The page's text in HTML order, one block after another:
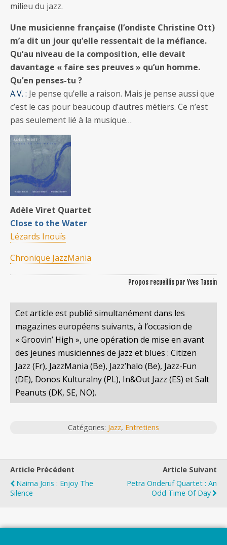
milieu du jazz.
Une musicienne française (l’ondiste Christine Ott)
m’a dit un jour qu’elle ressentait de la méfiance.
Qu’au niveau de la composition, elle devait
davantage « faire ses preuves » qu’un homme.
Qu’en penses-tu ?
A.V. : Je pense qu’elle a raison. Mais je pense aussi que
c’est le cas pour beaucoup d’autres métiers. Ce n’est
pas seulement lié à la musique…
Adèle Viret Quartet
Close to the Water
Lézards Inouïs
Chronique JazzMania
Propos recueillis par Yves Tassin
Cet article est publié simultanément dans les
magazines européens suivants, à l’occasion de
« Groovin’ High », une opération de mise en avant
des jeunes musiciennes de jazz et blues : Citizen
Jazz (Fr), JazzMania (Be), Jazz’halo (Be), Jazz-Fun
(DE), Donos Kulturalny (PL), In&Out Jazz (ES) et Salt
Peanuts (DK, SE, NO).
Catégories: Jazz, Entretiens
Article Précédent
Naima Joris : Enjoy The
Silence
Article Suivant
Petra Onderuf Quartet : An
Odd Time Of Day